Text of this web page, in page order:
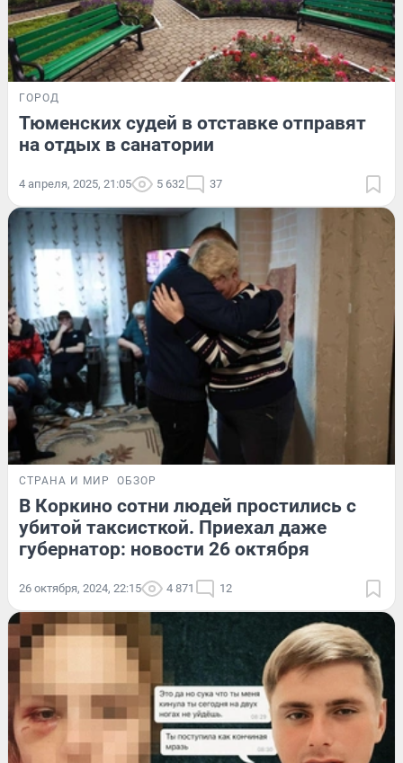
ГОРОД
Тюменских судей в отставке отправят
на отдых в санатории
4 апреля, 2025, 21:05 5 632 37
СТРАНА И МИР ОБЗОР
В Коркино сотни людей простились с
убитой таксисткой. Приехал даже
губернатор: новости 26 октября
26 октября, 2024, 22:15 4 871 12